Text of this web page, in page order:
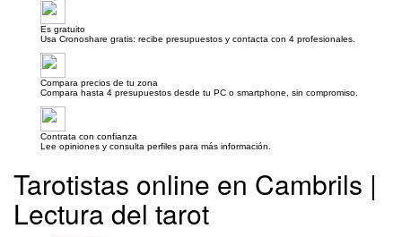
Es gratuito
Usa Cronoshare gratis: recibe presupuestos y contacta con 4 profesionales.
Compara precios de tu zona
Compara hasta 4 presupuestos desde tu PC o smartphone, sin compromiso.
Contrata con confianza
Lee opiniones y consulta perfiles para más información.
Tarotistas online en Cambrils |
Lectura del tarot